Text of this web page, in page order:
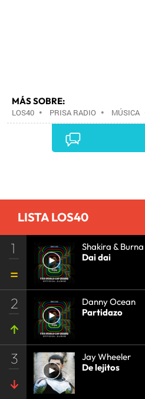
MÁS SOBRE:
LOS40 • PRISA RADIO • MÚSICA
GRUPO PRISA•GRUPO
COMUNICACIÓN•
LISTA LOS40
1
Shakira &
Dai dai
2
Danny Ocean
Partidazo
3
Jay Wheeler
De lejitos